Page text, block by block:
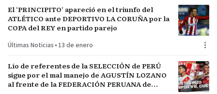
El ‘PRINCIPITO’ apareció en el triunfo del
ATLÉTICO ante DEPORTIVO LA CORUÑA por la
COPA del REY en partido parejo
Últimas Noticias • 13 de enero
Lío de referentes de la SELECCIÓN de PERÚ
sigue por el mal manejo de AGUSTÍN LOZANO
al frente de la FEDERACIÓN PERUANA de